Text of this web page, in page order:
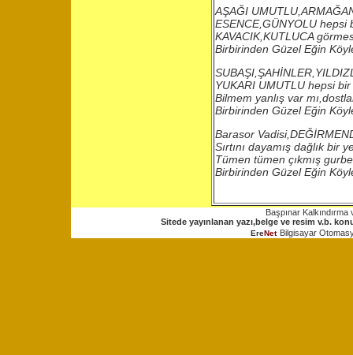
AŞAĞI
ESENCE,GÜNYOLU hepsi
KAVACIK,KUTLUCA
Birbirinden Güzel Eğin
YUKARI UMUTLU hepsi
Bilmem yanlış var
Birbirinden Güzel Eğin
Barasor
Sırtını dayamış dağlık bir
Tümen tümen çıkmış
Birbirinden Güzel Eğin
Başpınar
Sitede yayınlanan yazı,belge ve resim v.b.
EreNet Bilgisayar